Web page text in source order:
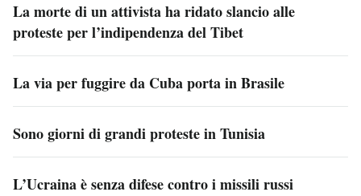
La morte di un attivista ha ridato slancio alle
proteste per l’indipendenza del Tibet
La via per fuggire da Cuba porta in Brasile
Sono giorni di grandi proteste in Tunisia
L’Ucraina è senza difese contro i missili russi